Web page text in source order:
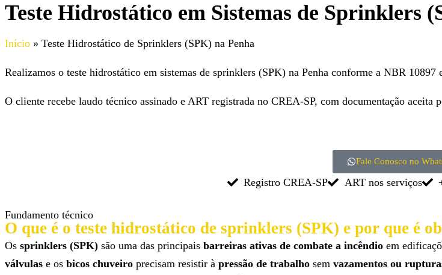
Teste Hidrostático em Sistemas de Sprinklers
Início » Teste Hidrostático de Sprinklers (SPK) na Penha
Realizamos o teste hidrostático em sistemas de sprinklers (SPK) na Penha conforme a NBR 10897
O cliente recebe laudo técnico assinado e ART registrada no CREA-SP, com documentação
Fale Conosco no
Registro CREA-SP ART nos serviços
Fundamento técnico
O que é o teste hidrostático de sprinklers (SPK) e por que é
Os sprinklers (SPK) são uma das principais barreiras ativas de combate a incêndio em
válvulas e os bicos chuveiro precisam resistir à pressão de trabalho sem vazamentos ou